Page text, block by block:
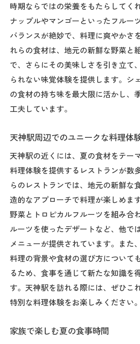
爽やかなドリンクとのペア
海の幸と山の幸の絶妙なバ
シェフおすすめの一皿を楽
天神駅で見つける夏の味覚と
案
レストランが提案する新し
訪れるたびに新しい発見
次世代の味を試すチャンス
地元から受け継ぐ伝統と革
未来を見据えた食の新提案
南国フルーツと地元野菜の
ン
サラダやスムージーでの楽
フルーツカクテルの新しい
色鮮やかな料理で目でも楽
異国情緒を味わえる特別料理
時期ならではの栄養をもたらしてく
ナップルやマンゴーといったフルー
バランスが絶妙で、料理に爽やかさ
れらの食材は、地元の新鮮な野菜と
で、さらにその美味しさを引き立て
られない味覚体験を提供します。シ
の食材の持ち味を最大限に活かし、
工夫しています。
天神駅周辺でのユニークな料理体
天神駅の近くには、夏の食材をテー
料理体験を提供するレストランが数
らのレストランでは、地元の新鮮な
造的なアプローチで料理が楽しめま
野菜とトロピカルフルーツを組み合
ルーツを使ったデザートなど、他で
メニューが提供されています。また
料理の背景や食材の選び方について
るため、食事を通じて新たな知識を
す。天神駅を訪れる際には、ぜひこ
特別な料理体験をお楽しみください。
家族で楽しむ夏の食事時間